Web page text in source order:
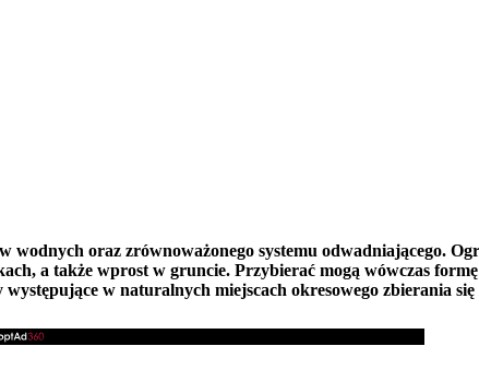
oraz zrównoważonego systemu odwadniającego.
a także wprost w gruncie. Przybierać mogą wówczas
w naturalnych miejscach okresowego zbierania